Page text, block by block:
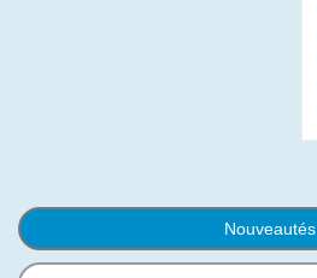
Nouveautés